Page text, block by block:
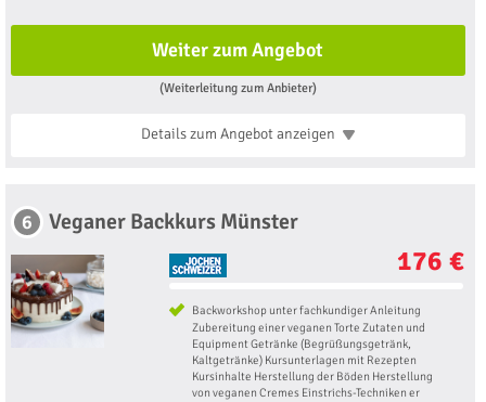
Weiter zum Angebot
(Weiterleitung zum Anbieter)
Details zum Angebotanzeigen
6 Veganer Backkurs Münster
176 €
Backworkshop unter fachkundiger Anleitung
Zubereitung einer veganen Torte Zutaten und
Equipment Getränke (Begrüßungsgetränk,
Kaltgetränke) Kursunterlagen mit Rezepten
Kursinhalte Herstellung der Böden Herstellung
von veganen Cremes Einstrichs-Techniken er